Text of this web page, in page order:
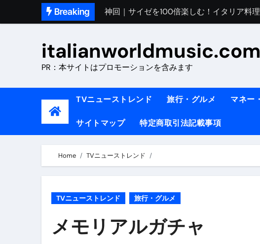
Breaking
初めてのイタリアで色気を出しすぎてほん
イタリア人シェフに教わった｜ズッキーニ
「イタリア旅行最高！いつか移住したい！
イタリアNo. 1肉料理【ポルケッタ】スー
【vlog】超弾丸！！！仕事終わりに3都市
TRUE COLORS （ブルーレイディスク）
イタリア料理店【営業風景】週末ビリビリ
italianworldmusic.com
PR：本サイトはプロモーションを含みます
TVニューストレンド 旅行・グルメ マネー
サイトマップ 特定商取引法記載事項
Home TVニューストレンド
TVニューストレンド 旅行・グルメ
メモリアルガチャ